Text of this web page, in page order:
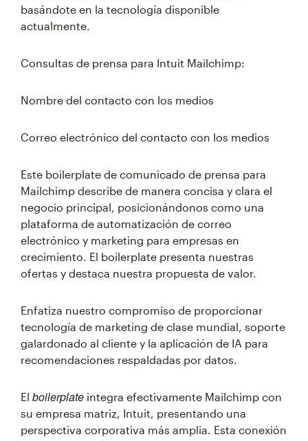
basándote en la tecnología disponible
actualmente.
Consultas de prensa para Intuit Mailchimp:
Nombre del contacto con los medios
Correo electrónico del contacto con los medios
Este boilerplate de comunicado de prensa para
Mailchimp describe de manera concisa y clara el
negocio principal, posicionándonos como una
plataforma de automatización de correo
electrónico y marketing para empresas en
crecimiento. El boilerplate presenta nuestras
ofertas y destaca nuestra propuesta de valor.
Enfatiza nuestro compromiso de proporcionar
tecnología de marketing de clase mundial, soporte
galardonado al cliente y la aplicación de IA para
recomendaciones respaldadas por datos.
El boilerplate integra efectivamente Mailchimp con
su empresa matriz, Intuit, presentando una
perspectiva corporativa más amplia. Esta conexión